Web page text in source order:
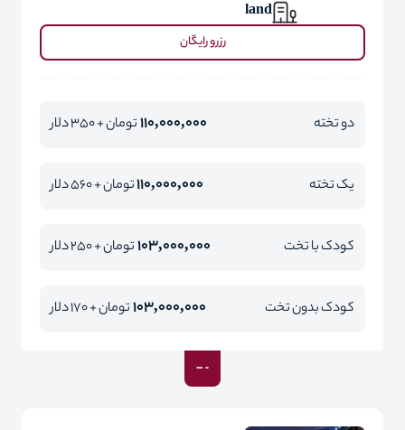
land
رزرو رایگان
دو تخته 110,000,000تومان + 350 دلار
یک تخته 110,000,000تومان + 560 دلار
کودک با تخت 103,000,000تومان + 250 دلار
کودک بدون تخت 103,000,000تومان + 170 دلار